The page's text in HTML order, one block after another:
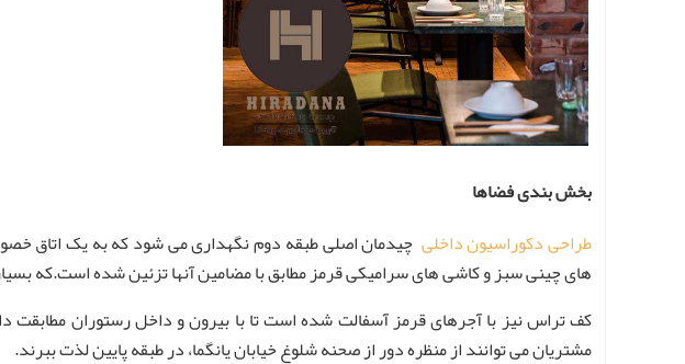
بخش بندی فضاها
طراحی دکوراسیون داخلی چیدمان اصلی طبقه دوم نگهداری می شود که به یک اتاق
های چینی سبز و کاشی های سرامیکی قرمز مطابق با مضامین آنها تزئین شده است.که
کف تراس نیز با آجرهای قرمز آسفالت شده است تا با بیرون و داخل رستوران
مشتریان می توانند از منظره دور از صحنه شلوغ خیابان یانگما، در طبقه پایین لذت ببرند.